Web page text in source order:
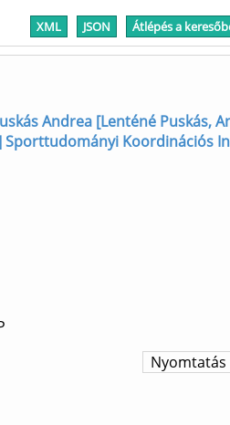
XML JSON Átlépés a
Andrea [Lenténé Puskás,
Koordinációs
Nyomtatás